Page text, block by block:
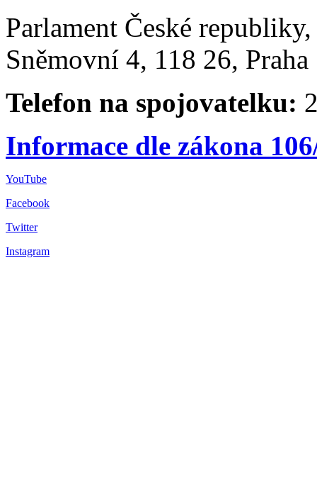
Parlament České
Sněmovní 4, 118 26,
Telefon na spojovatelku:
Informace dle zákona
YouTube
Facebook
Twitter
Instagram